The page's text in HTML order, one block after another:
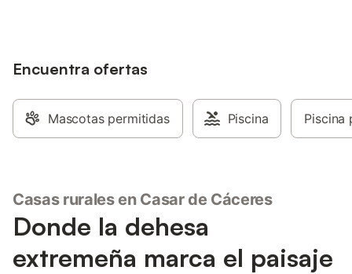
Encuentra ofertas
Mascotas permitidas Piscina Piscina
Casas rurales en Casar de Cáceres
Donde la dehesa
extremeña marca el paisaje